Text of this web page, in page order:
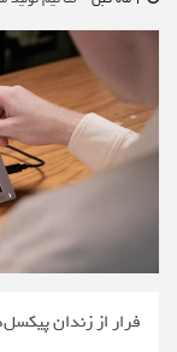
فرار از زندان